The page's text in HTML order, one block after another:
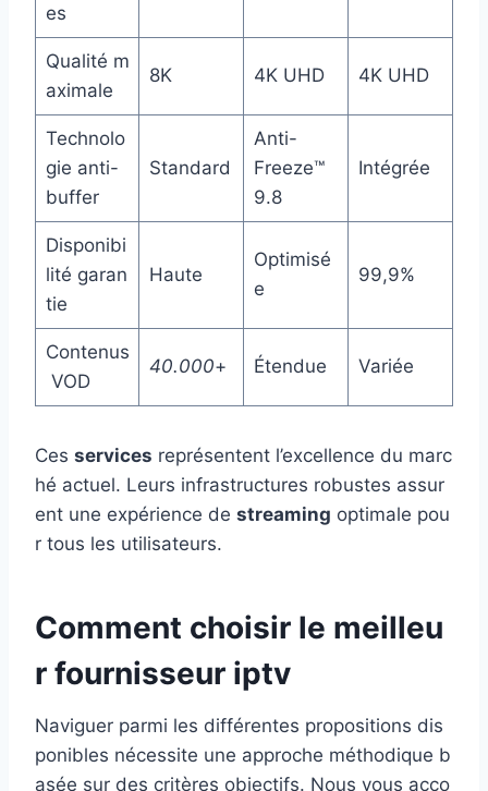
es
Qualité m
aximale
8K 4K UHD 4K UHD
Technolo
gie anti-
buffer
Standard
Anti-
Freeze™
9.8
Intégrée
Disponibi
lité garan
tie
Haute
Optimisé
e
99,9%
Contenus
VOD
40.000+ Étendue Variée
Ces services représentent l’excellence du marc
hé actuel. Leurs infrastructures robustes assur
ent une expérience de streaming optimale pou
r tous les utilisateurs.
Comment choisir le meilleu
r fournisseur iptv
Naviguer parmi les différentes propositions dis
ponibles nécessite une approche méthodique b
asée sur des critères objectifs. Nous vous acco